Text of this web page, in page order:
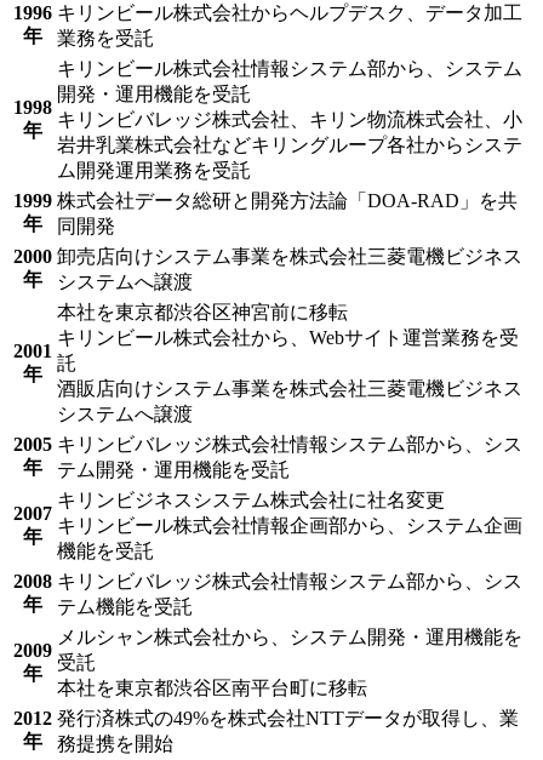
1996
年
キリンビール株式会社からヘルプデスク、データ加工
業務を受託
1998
年
キリンビール株式会社情報システム部から、システム
開発・運用機能を受託
キリンビバレッジ株式会社、キリン物流株式会社、小
岩井乳業株式会社などキリングループ各社からシステ
ム開発運用業務を受託
1999
年
株式会社データ総研と開発方法論「DOA-RAD」を共
同開発
2000
年
卸売店向けシステム事業を株式会社三菱電機ビジネス
システムへ譲渡
2001
年
本社を東京都渋谷区神宮前に移転
キリンビール株式会社から、Webサイト運営業務を受
託
酒販店向けシステム事業を株式会社三菱電機ビジネス
システムへ譲渡
2005
年
キリンビバレッジ株式会社情報システム部から、シス
テム開発・運用機能を受託
2007
年
キリンビジネスシステム株式会社に社名変更
キリンビール株式会社情報企画部から、システム企画
機能を受託
2008
年
キリンビバレッジ株式会社情報システム部から、シス
テム機能を受託
2009
年
メルシャン株式会社から、システム開発・運用機能を
受託
本社を東京都渋谷区南平台町に移転
2012
年
発行済株式の49%を株式会社NTTデータが取得し、業
務提携を開始